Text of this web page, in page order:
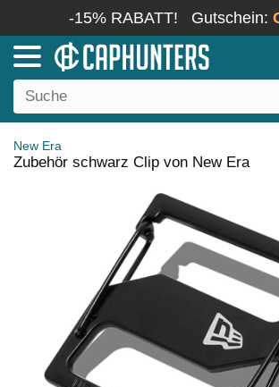
-15% RABATT! Gutschein:
New Era
Zubehör schwarz Clip von New Era